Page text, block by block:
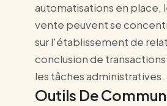
automatisations en place,
vente peuvent se
sur l'établissement de
conclusion de
les tâches administratives.
Outils De